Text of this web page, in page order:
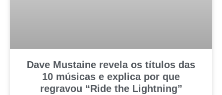
Dave Mustaine revela os títulos das
10 músicas e explica por que
regravou “Ride the Lightning”